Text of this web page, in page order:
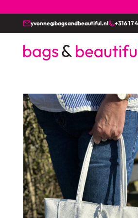
yvonne@bagsandbeautiful.nl +316 17